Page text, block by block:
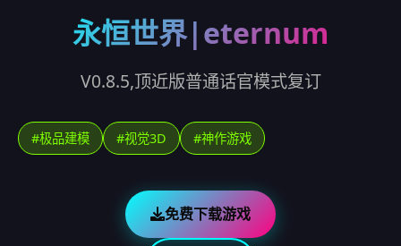
永恒世界|eternum
V0.8.5,顶近版普通话官模式复订
#极品建模 #视觉3D #神作游戏
免费下载游戏